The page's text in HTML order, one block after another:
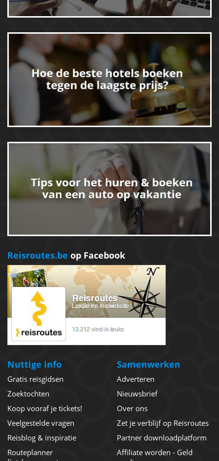
Reisroutes.be op Facebook
Nuttige info
Gratis reisgidsen
Zoektochten
Koop vooraf je tickets!
Veelgestelde vragen
Reisblog & inspiratie
Routeplanner
Samenwerken
Adverteren
Nieuwsbrief
Over ons
Zet je verblijf op Reisroutes
Partner downloadplatform
Affiliate worden - Geld